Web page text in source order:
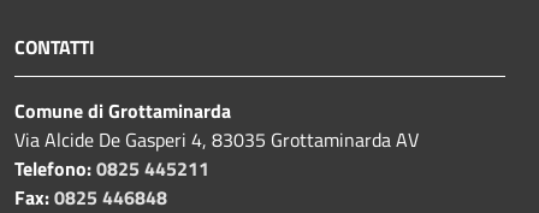
CONTATTI
Comune di Grottaminarda
Via Alcide De Gasperi 4, 83035 Grottaminarda AV
Telefono:0825 445211
Fax:0825 446848